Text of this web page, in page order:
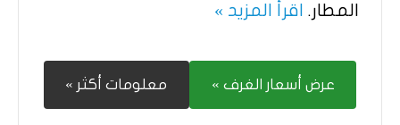
المطار. اقرأ المزيد »
عرض أسعار الغرف » معلومات أكثر »